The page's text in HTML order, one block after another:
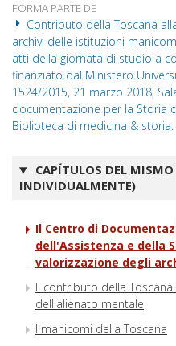
FORMA PARTE DE
Contributo della Toscana
archivi delle istituzioni
atti della giornata di studio a
finanziato dal Ministero
1524/2015, 21 marzo 2018,
documentazione per la Storia
Biblioteca di medicina & storia.
CAPÍTULOS DEL
INDIVIDUALMENTE)
Il Centro di
dell'Assistenza e della
valorizzazione degli
Il contributo della Toscana
dell'alienato mentale
I manicomi della Toscana